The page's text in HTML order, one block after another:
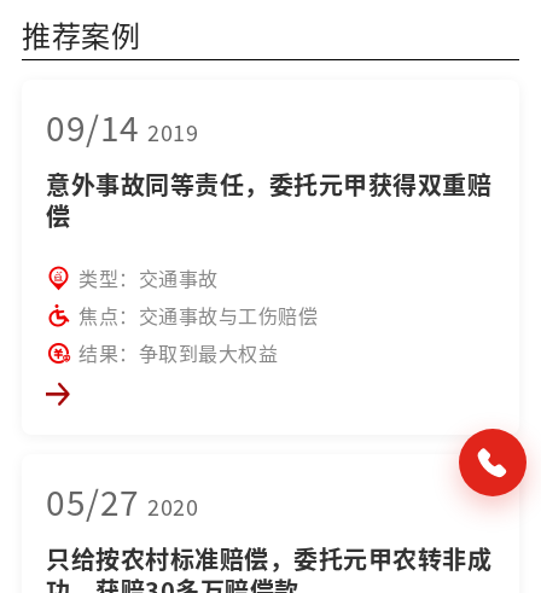
推荐案例
09/14 2019
意外事故同等责任，委托元甲获得双重赔
偿
类型：交通事故
焦点：交通事故与工伤赔偿
结果：争取到最大权益
05/27 2020
只给按农村标准赔偿，委托元甲农转非成